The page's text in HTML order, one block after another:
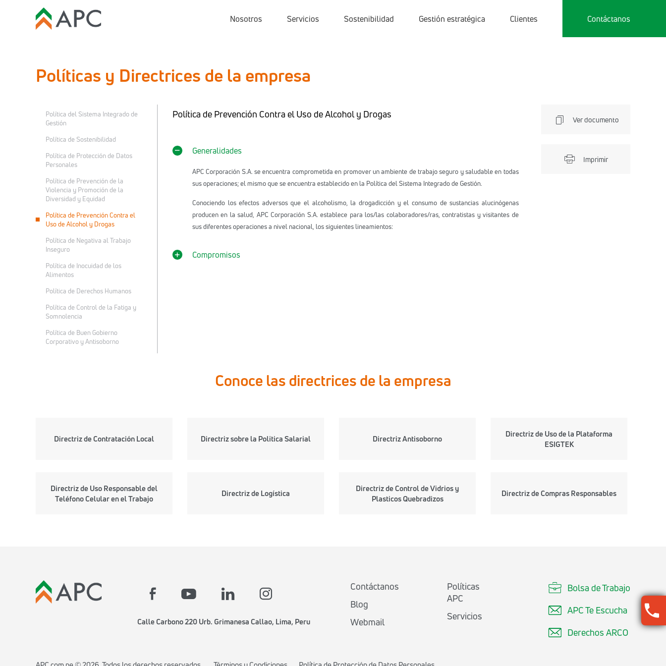
Nosotros Servicios Sostenibilidad Gestión estratégica Clientes Contáctanos
Políticas y Directrices de la empresa
Política del Sistema Integrado de
Gestión
Política de Sostenibilidad
Política de Protección de Datos
Personales
Política de Prevención de la
Violencia y Promoción de la
Diversidad y Equidad
Política de Prevención Contra el
Uso de Alcohol y Drogas
Política de Negativa al Trabajo
Inseguro
Política de Inocuidad de los
Alimentos
Política de Derechos Humanos
Política de Control de la Fatiga y
Somnolencia
Política de Buen Gobierno
Corporativo y Antisoborno
Política de Prevención Contra el Uso de Alcohol y Drogas
Generalidades
APC Corporación S.A. se encuentra comprometida en promover un ambiente de trabajo seguro y saludable en todas
sus operaciones; el mismo que se encuentra establecido en la Política del Sistema Integrado de Gestión.
Conociendo los efectos adversos que el alcoholismo, la drogadicción y el consumo de sustancias alucinógenas
producen en la salud, APC Corporación S.A. establece para los/las colaboradores/ras, contratistas y visitantes de
sus diferentes operaciones a nivel nacional, los siguientes lineamientos:
Compromisos
Ver documento
Imprimir
Conoce las directrices de la empresa
Directriz de Contratación Local Directriz sobre la Politica Salarial Directriz Antisoborno
Directriz de Uso de la Plataforma
ESIGTEK
Directriz de Uso Responsable del
Teléfono Celular en el Trabajo
Directriz de Logística
Directriz de Control de Vidrios y
Plasticos Quebradizos
Directriz de Compras Responsables
Calle Carbono 220 Urb. Grimanesa Callao, Lima, Peru
Contáctanos
Blog
Webmail
Políticas
APC
Servicios
Bolsa de Trabajo
APC Te Escucha
Derechos ARCO